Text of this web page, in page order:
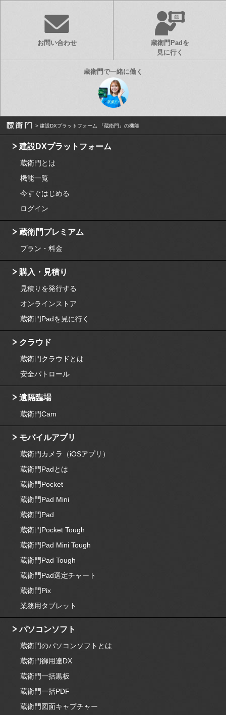
お問い合わせ
蔵衛門Padを
見に行く
建設DXプラットフォーム 『蔵衛門』の機能
建設DXプラットフォーム
蔵衛門とは
機能一覧
今すぐはじめる
ログイン
蔵衛門プレミアム
プラン・料金
購入・見積り
見積りを発行する
オンラインストア
蔵衛門Padを見に行く
クラウド
蔵衛門クラウドとは
安全パトロール
遠隔臨場
蔵衛門Cam
モバイルアプリ
蔵衛門カメラ（iOSアプリ）
蔵衛門Padとは
蔵衛門Pocket
蔵衛門Pad Mini
蔵衛門Pad
蔵衛門Pocket Tough
蔵衛門Pad Mini Tough
蔵衛門Pad Tough
蔵衛門Pad選定チャート
蔵衛門Pix
業務用タブレット
パソコンソフト
蔵衛門のパソコンソフトとは
蔵衛門御用達DX
蔵衛門一括黒板
蔵衛門一括PDF
蔵衛門図面キャプチャー